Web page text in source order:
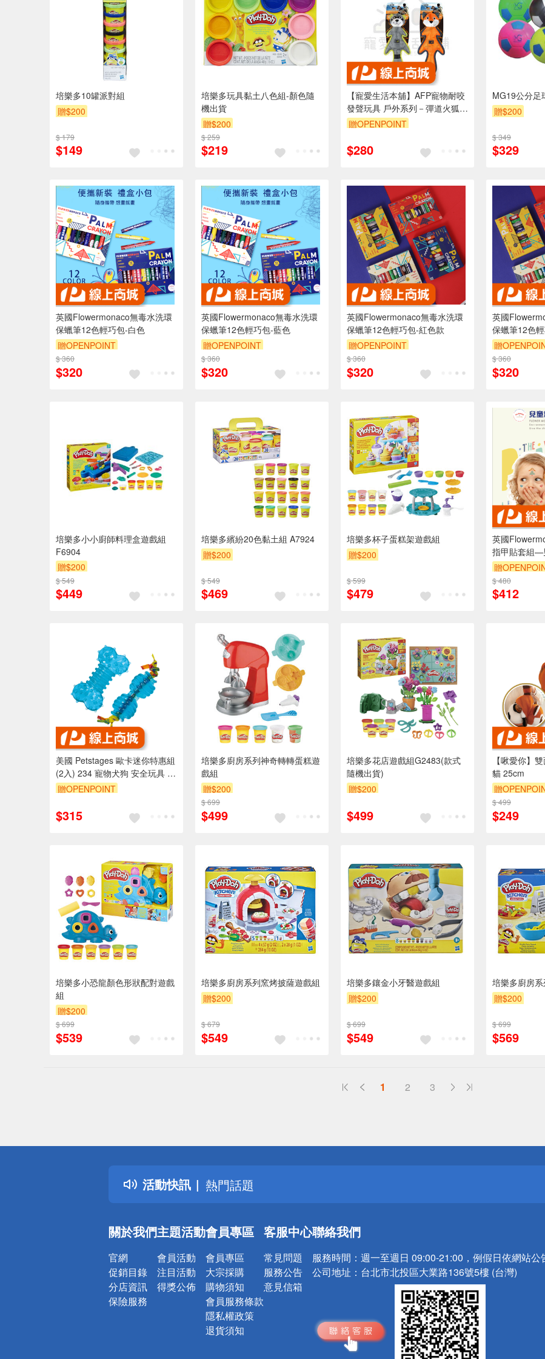
培樂多10罐派對組
贈$200
$ 179
$149
培樂多玩具黏土八色組-顏色隨
機出貨
贈$200
$ 259
$219
【寵愛生活本舖】AFP寵物耐咬
發聲玩具 戶外系列－彈道火狐/
彈道浣熊 狗玩具
贈OPENPOINT
$280
MG19公分足
贈$200
$ 349
$329
英國Flowermonaco無毒水洗環
保蠟筆12色輕巧包-白色
贈OPENPOINT
$ 360
$320
英國Flowermonaco無毒水洗環
保蠟筆12色輕巧包-藍色
贈OPENPOINT
$ 360
$320
英國Flowermonaco無毒水洗環
保蠟筆12色輕巧包-紅色款
贈OPENPOINT
$ 360
$320
英國
保蠟筆12色
贈
$ 360
$320
培樂多小小廚師料理盒遊戲組
F6904
贈$200
$ 549
$449
培樂多繽紛20色黏土組 A7924
贈$200
$ 549
$469
培樂多杯子蛋糕架遊戲組
贈$200
$ 599
$479
英國
指甲貼套組—
贈
$ 480
$412
美國 Petstages 歐卡迷你特惠組
(2入) 234 寵物犬狗 安全玩具 玩
耍 狗玩具
贈OPENPOINT
$315
培樂多廚房系列神奇轉轉蛋糕遊
戲組
贈$200
$ 699
$499
培樂多花店遊戲組G2483(款式
隨機出貨)
贈$200
$499
【啾愛你】
貓 25cm
贈
$ 499
$249
培樂多小恐龍顏色形狀配對遊戲
組
贈$200
$ 699
$539
培樂多廚房系列窯烤披薩遊戲組
贈$200
$ 679
$549
培樂多鑲金小牙醫遊戲組
贈$200
$ 699
$549
培樂多廚房
贈$200
$ 699
$569
1 2 3
活動快訊
詐騙網頁！請小心！
得獎公告
熱門話題
銀行優惠
詐騙網頁！請小心！
關於我們
官網
促銷目錄
分店資訊
保險服務
主題活動
會員活動
注目活動
得獎公佈
會員專區
會員專區
大宗採購
購物須知
會員服務條款
隱私權政策
退貨須知
客服中心
常見問題
服務公告
意見信箱
聯絡我們
服務時間： 週一至週日 09:00-21:00，例假日依網站公
公司地址： 台北市北投區大業路136號5樓 (台灣)